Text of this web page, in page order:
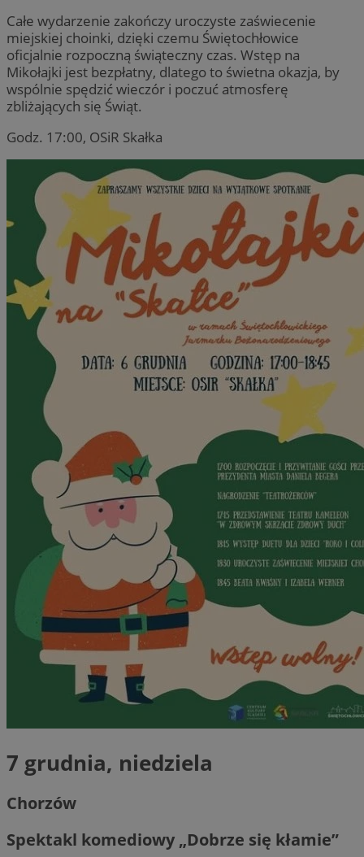
Całe wydarzenie zakończy uroczyste zaświecenie
miejskiej choinki, dzięki czemu Świętochłowice
oficjalnie rozpoczną świąteczny czas. Wstęp na
Mikołajki jest bezpłatny, dlatego to świetna okazja, by
wspólnie spędzić wieczór i poczuć atmosferę
zbliżających się Świąt.
Godz. 17:00, OSiR Skałka
7 grudnia, niedziela
Chorzów
Spektakl komediowy „Dobrze się kłamie”